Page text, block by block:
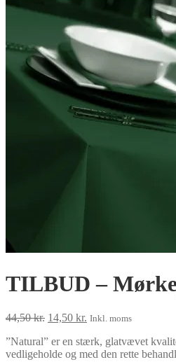
TILBUD –
44,50kr. Den
pris
var:
14,50 kr. Den
pris
er:
Inkl. moms
”Natural” er en stærk, glatvævet
vedligeholde og med den rette